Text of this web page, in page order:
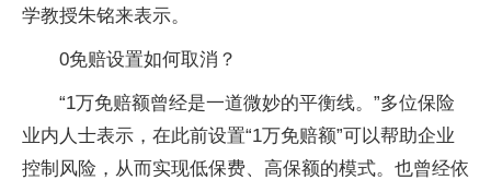
学教授朱铭来表示。
0免赔设置如何取消？
“1万免赔额曾经是一道微妙的平衡线。”多位保险
业内人士表示，在此前设置“1万免赔额”可以帮助企业
控制风险，从而实现低保费、高保额的模式。也曾经依